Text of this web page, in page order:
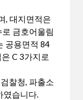
, 대지면적은
금호어울림
공용면적 84
C 3가지로
찰청, 파출소
였습니다.